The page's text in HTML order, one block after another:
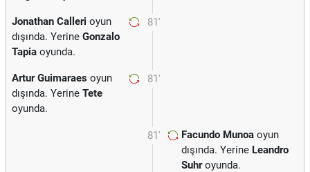
81'
Jonathan Calleri oyun
dışında. Yerine Gonzalo
Tapia oyunda.
81'
Artur Guimaraes oyun
dışında. Yerine Tete
oyunda.
81' Facundo Munoa oyun
dışında. Yerine Leandro
Suhroyunda.